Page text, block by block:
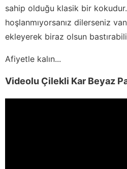
sahip olduğu klasik bir
hoşlanmıyorsanız dilerseniz
ekleyerek biraz olsun
Afiyetle kalın...
Videolu Çilekli Kar Beyaz